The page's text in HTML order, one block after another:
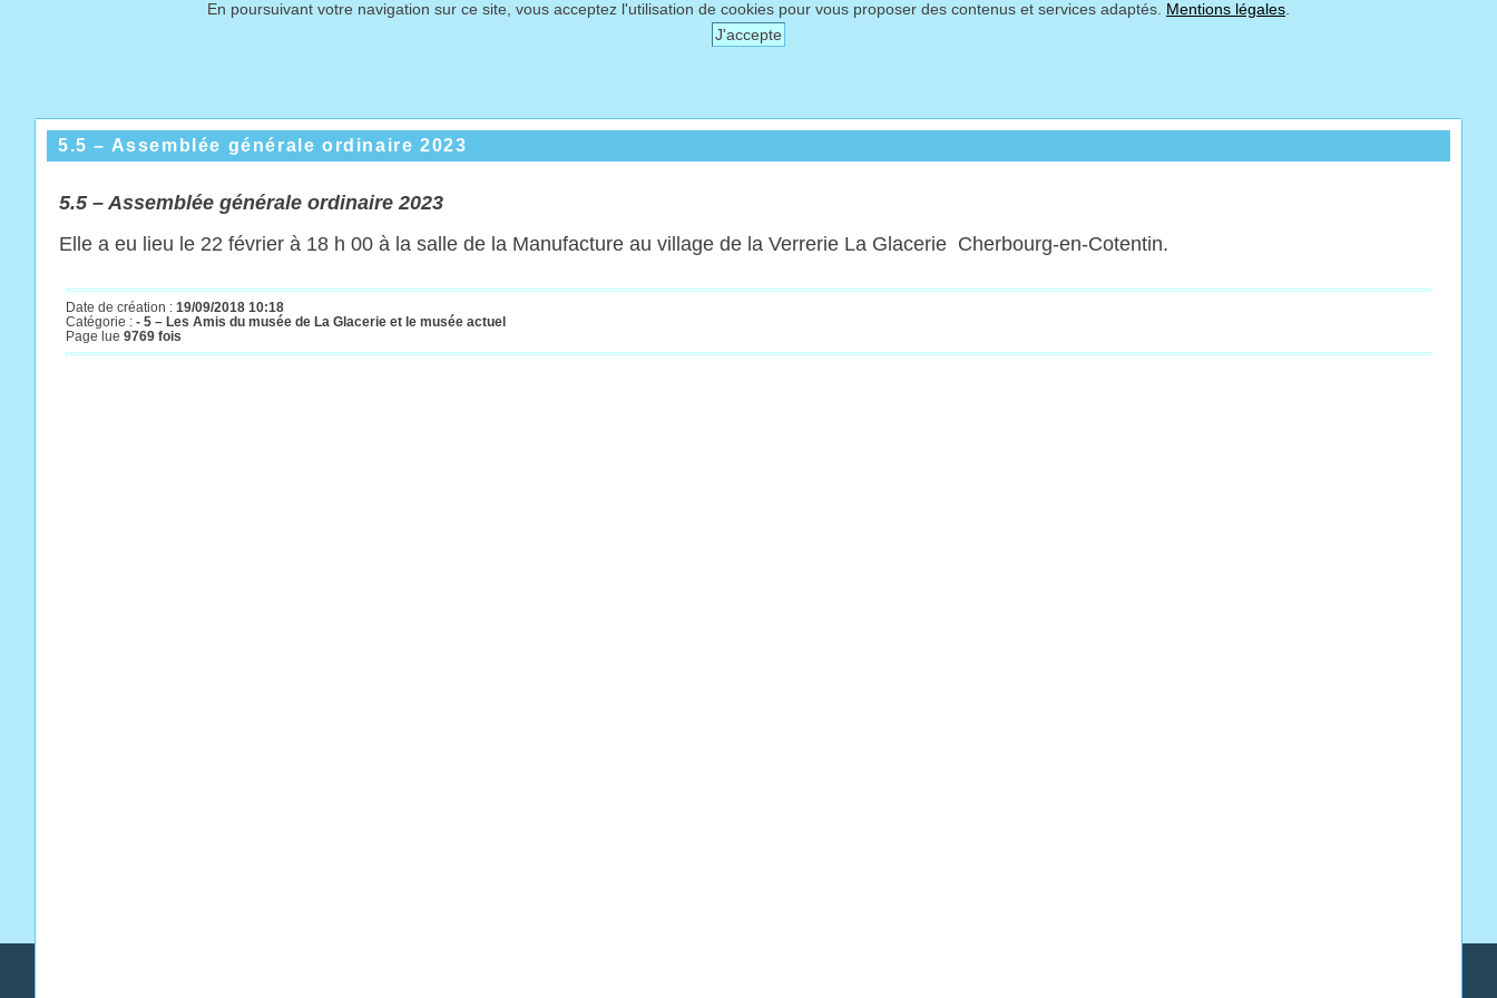
En poursuivant votre navigation sur ce site, vous acceptez l'utilisation de cookies pour vous proposer des contenus et services adaptés. Mentions légales
J'accepte
5.5 – Assemblée générale ordinaire 2023
5.5 – Assemblée générale ordinaire 2023
Elle a eu lieu le 22 février à 18 h 00 à la salle de la Manufacture au village de la Verrerie La Glacerie Cherbourg-en-Cotentin.
Date de création : 19/09/2018 10:18
Catégorie : - 5 – Les Amis du musée de La Glacerie et le musée actuel
Page lue 9769 fois